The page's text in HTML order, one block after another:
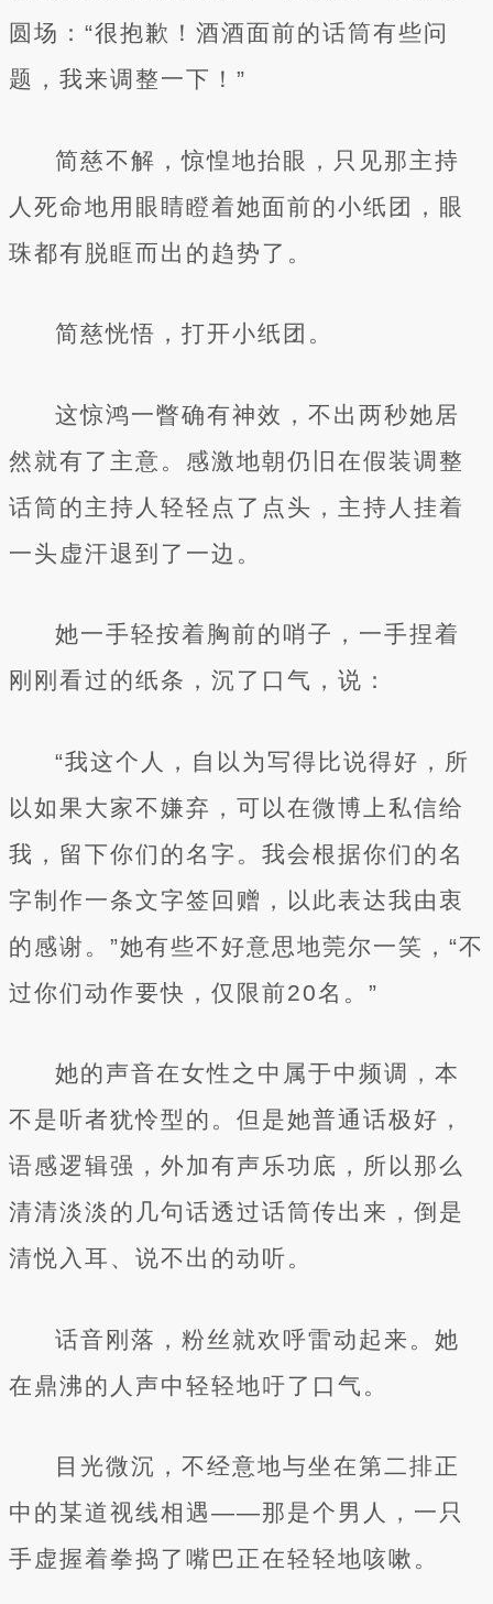
圆场：“很抱歉！酒酒面前的话筒有些问
题，我来调整一下！”
简慈不解，惊惶地抬眼，只见那主持
人死命地用眼睛瞪着她面前的小纸团，眼
珠都有脱眶而出的趋势了。
简慈恍悟，打开小纸团。
这惊鸿一瞥确有神效，不出两秒她居
然就有了主意。感激地朝仍旧在假装调整
话筒的主持人轻轻点了点头，主持人挂着
一头虚汗退到了一边。
她一手轻按着胸前的哨子，一手捏着
刚刚看过的纸条，沉了口气，说：
“我这个人，自以为写得比说得好，所
以如果大家不嫌弃，可以在微博上私信给
我，留下你们的名字。我会根据你们的名
字制作一条文字签回赠，以此表达我由衷
的感谢。”她有些不好意思地莞尔一笑，“不
过你们动作要快，仅限前20名。”
她的声音在女性之中属于中频调，本
不是听者犹怜型的。但是她普通话极好，
语感逻辑强，外加有声乐功底，所以那么
清清淡淡的几句话透过话筒传出来，倒是
清悦入耳、说不出的动听。
话音刚落，粉丝就欢呼雷动起来。她
在鼎沸的人声中轻轻地吁了口气。
目光微沉，不经意地与坐在第二排正
中的某道视线相遇——那是个男人，一只
手虚握着拳捣了嘴巴正在轻轻地咳嗽。